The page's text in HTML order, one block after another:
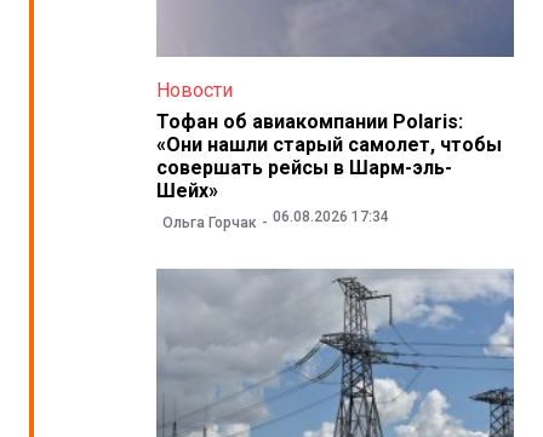
Новости
Тофан об авиакомпании Polaris:
«Они нашли старый самолет, чтобы
совершать рейсы в Шарм-эль-
Шейх»
Ольга Горчак 06.08.2026 17:34